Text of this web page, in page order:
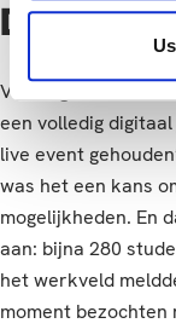
Digitaal
Vanwege de
een volledig
live event
was het een kans
mogelijkheden. En
aan: bijna 280
het werkveld
moment bezochten